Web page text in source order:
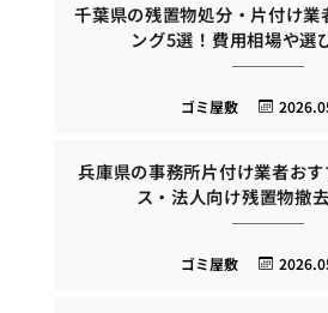
千葉県の残置物処分・片付け業
ング5選！費用相場や選
ゴミ屋敷
兵庫県の事務所片付け業者お
ス・法人向け残置物撤
ゴミ屋敷